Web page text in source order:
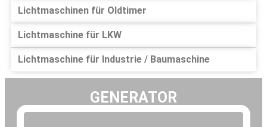
Lichtmaschinen für Oldtimer
Lichtmaschine für LKW
Lichtmaschine für Industrie / Baumaschine
GENERATOR